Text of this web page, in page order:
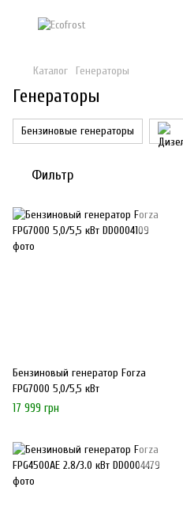
Каталог Генераторы
Генераторы
Бензиновые генераторы
Фильтр
Бензиновый генератор Forza
FPG7000 5,0/5,5 кВт
17 999 грн